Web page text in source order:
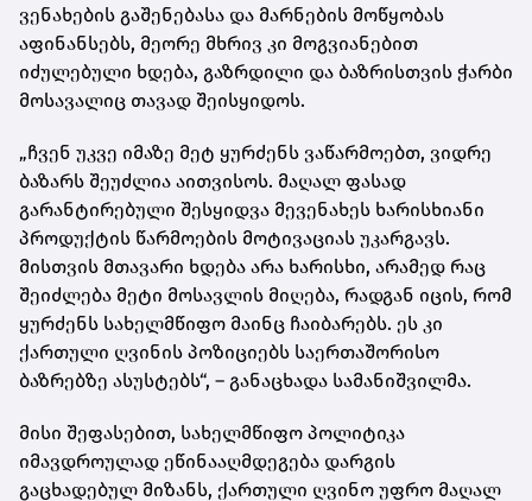
ვენახების გაშენებასა და მარნების მოწყობას
აფინანსებს, მეორე მხრივ კი მოგვიანებით
იძულებული ხდება, გაზრდილი და ბაზრისთვის ჭარბი
მოსავალიც თავად შეისყიდოს.
„ჩვენ უკვე იმაზე მეტ ყურძენს ვაწარმოებთ, ვიდრე
ბაზარს შეუძლია აითვისოს. მაღალ ფასად
გარანტირებული შესყიდვა მევენახეს ხარისხიანი
პროდუქტის წარმოების მოტივაციას უკარგავს.
მისთვის მთავარი ხდება არა ხარისხი, არამედ რაც
შეიძლება მეტი მოსავლის მიღება, რადგან იცის, რომ
ყურძენს სახელმწიფო მაინც ჩაიბარებს. ეს კი
ქართული ღვინის პოზიციებს საერთაშორისო
ბაზრებზე ასუსტებს“, – განაცხადა სამანიშვილმა.
მისი შეფასებით, სახელმწიფო პოლიტიკა
იმავდროულად ეწინააღმდეგება დარგის
გაცხადებულ მიზანს, ქართული ღვინო უფრო მაღალ